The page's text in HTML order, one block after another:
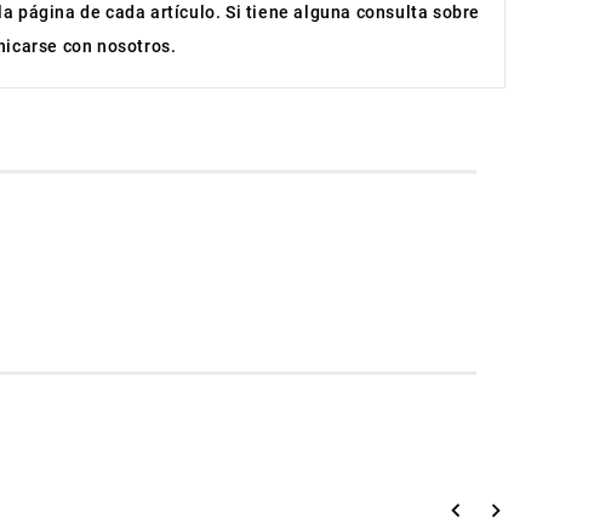
página de cada artículo. Si tiene alguna consulta sobre
con nosotros.